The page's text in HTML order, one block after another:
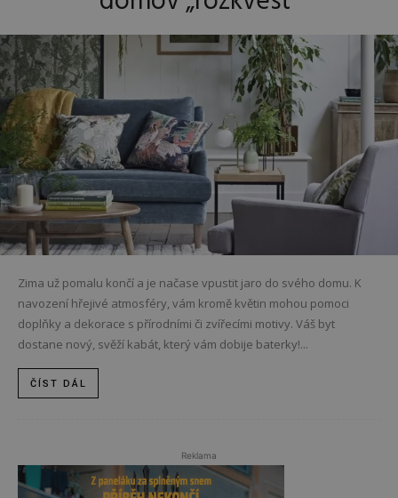
Zima už pomalu končí a je načase vpustit jaro do svého domu. K
navození hřejivé atmosféry, vám kromě květin mohou pomoci
doplňky a dekorace s přírodními či zvířecími motivy. Váš byt
dostane nový, svěží kabát, který vám dobije baterky!...
ČÍST DÁL
Reklama